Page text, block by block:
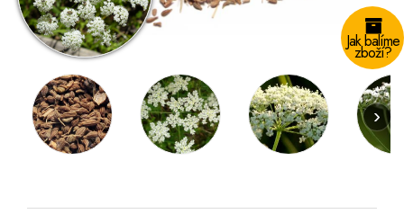
Jak balíme
zboží?
›